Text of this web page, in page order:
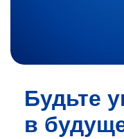
Будьте
в